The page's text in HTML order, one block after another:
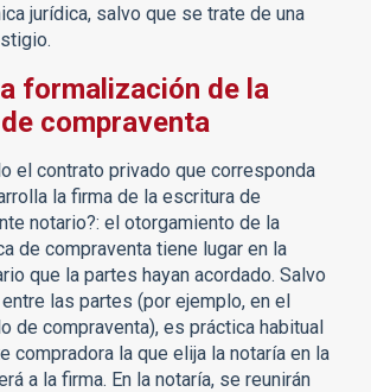
jurídica, salvo que se trate de una
formalización de la
compraventa
el contrato privado que corresponda
la firma de la escritura de
notario?: el otorgamiento de la
de compraventa tiene lugar en la
que la partes hayan acordado. Salvo
las partes (por ejemplo, en el
de compraventa), es práctica habitual
compradora la que elija la notaría en la
a la firma. En la notaría, se reunirán